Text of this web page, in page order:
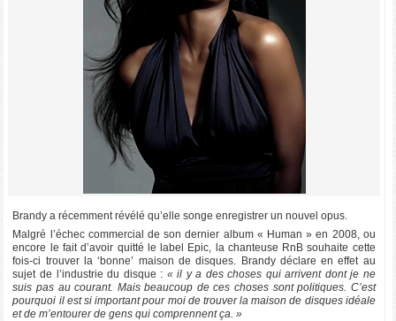
Brandy a récemment révélé qu’elle songe enregistrer un nouvel opus.
Malgré l’échec commercial de son dernier album « Human » en 2008, ou
encore le fait d’avoir quitté le label Epic, la chanteuse RnB souhaite cette
fois-ci trouver la ‘bonne’ maison de disques. Brandy déclare en effet au
sujet de l’industrie du disque : « il y a des choses qui arrivent dont je ne
suis pas au courant. Mais beaucoup de ces choses sont politiques. C’est
pourquoi il est si important pour moi de trouver la maison de disques idéale
et de m’entourer de gens qui comprennent ça. »